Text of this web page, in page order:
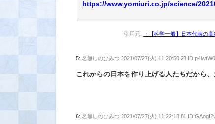
https://www.yomiuri.co.jp/science/
引用元: ・【科学一般】日本代表の
5:名無しのひみつ 2021/07/27(火) 11:20:50.23
これからの日本を作り上げる人たちだから、
6:名無しのひみつ 2021/07/27(火) 11:22:18.81